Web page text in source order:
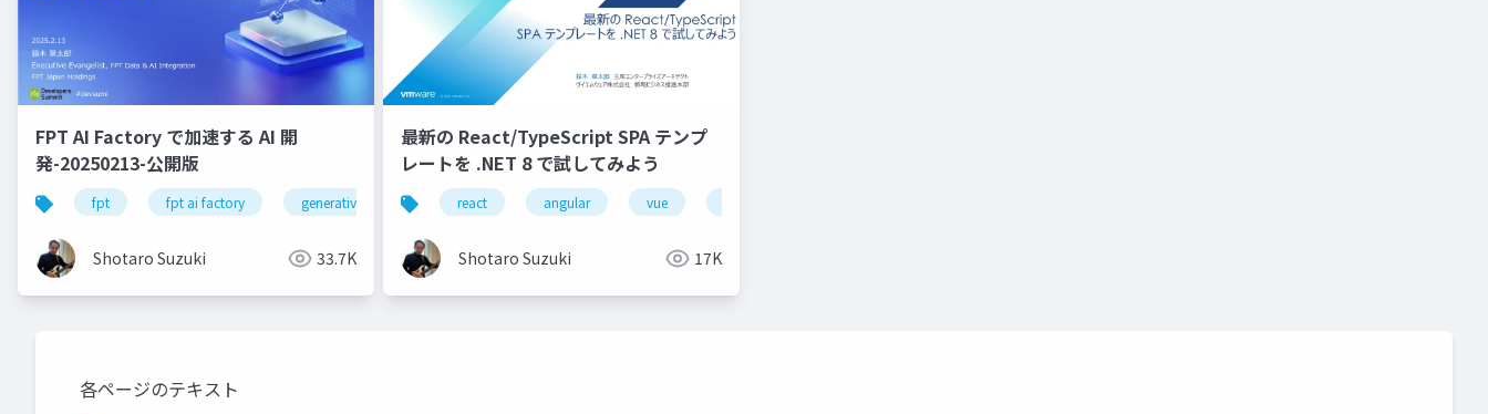
FPT AI Factory で加速する AI 開
発-20250213-公開版
fpt fpt ai factory generative ai azure google cloud aws
Shotaro Suzuki 33.7K
最新の React/TypeScript SPA テンプ
レートを .NET 8 で試してみよう
react angular vue
Shotaro Suzuki 17K
各ページのテキスト